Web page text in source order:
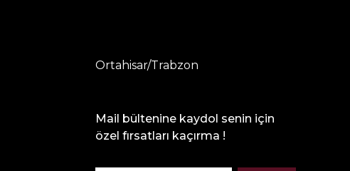
Ortahisar/Trabzon
Mail bültenine kaydol senin için
özel fırsatları kaçırma !